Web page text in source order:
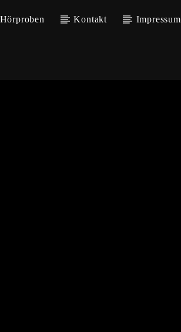
Hörproben Kontakt Impressum